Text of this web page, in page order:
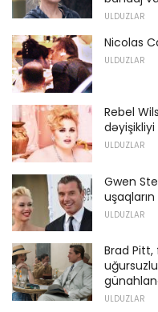
ULDUZLAR
Nicolas
ULDUZLAR
Rebel
ULDUZLAR
Gwen
ULDUZLAR
Brad
ULDUZLAR